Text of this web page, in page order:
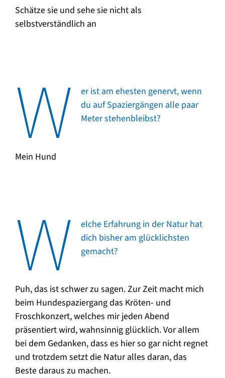
Schätze sie und sehe sie nicht als
selbstverständlich an
W
er ist am ehesten genervt, wenn
du auf Spaziergängen alle paar
Meter stehenbleibst?
Mein Hund
W
elche Erfahrung in der Natur hat
dich bisher am glücklichsten
gemacht?
Puh, das ist schwer zu sagen. Zur Zeit macht mich
beim Hundespaziergang das Kröten- und
Froschkonzert, welches mir jeden Abend
präsentiert wird, wahnsinnig glücklich. Vor allem
bei dem Gedanken, dass es hier so gar nicht regnet
und trotzdem setzt die Natur alles daran, das
Beste daraus zu machen.